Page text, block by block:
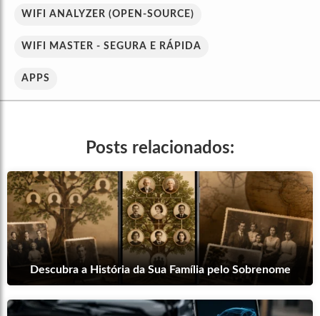
WIFI ANALYZER (OPEN-SOURCE)
WIFI MASTER - SEGURA E RÁPIDA
APPS
Posts relacionados:
Descubra a História da Sua Família pelo Sobrenome